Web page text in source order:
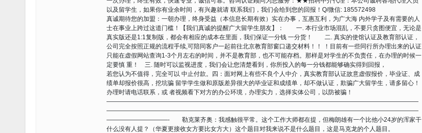
以及留学生，如果你有业余时间，有兴趣就请 联系我们，我们会给到您的回报！Q/微信: 185572498
真诚期待您的加盟：一朝办理，终身受益（本信息长期有效）实在办事，互惠互利，为广大海 内外学子及有需要的人
士在事业上跨过这道门槛！【我们真诚的提醒广大留学生朋友】： 一. 本行业市场混乱，不要只贪图便宜，无论是
真实版还是1:1复制版，都会有相应的成本在里面，我们保证一分钱 一分货！ 二. 真实的使馆认证及教育部认证，
公司完全按照正规的流程手续,可陪同客户一起前往北京教育部窗口递交材料！！ ！目前有一些同行所办理出来的认证
只能在虚假网站查询1-3个月左右的时间，并不是教育部，也不可能存档。那样是对学生的不负责任，在办理的时候一
定要慎 重！ 三. 随时可以监视进度，我们会让您清楚看到，你所投入的每一分钱都能够确实得到回报，
若您认为不值得，完全可以 中止付款。四：面对网上有些不良个人中介，真实教育部认证故意虚假报价，毕业证、成
绩单却报价很高，挖坑骗 留学学生做和原版差异很大的毕业证和成绩单，却不做认证，欺骗广大留学生，请多留心！
办理时请电话联系，或 者视频看下对方的办公环境，办理实力，选择实体公司，以防被骗！
———————————————————————————————————————————————————
———————————————————————————————————————————————————
——————————- 勒克莱齐奥：我感触很平常。这个工作大师都在提，但梅朗雄有一个比他小24岁的浑家干
什么没有人提？（华夏更接收女方要比女方大）这个题目对我来说不是什么题目，这是马克龙的个人题目。